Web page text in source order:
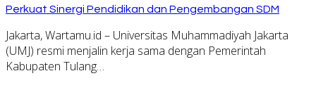
Perkuat Sinergi Pendidikan dan Pengembangan SDM
Jakarta, Wartamu.id – Universitas Muhammadiyah Jakarta
(UMJ) resmi menjalin kerja sama dengan Pemerintah
Kabupaten Tulang…